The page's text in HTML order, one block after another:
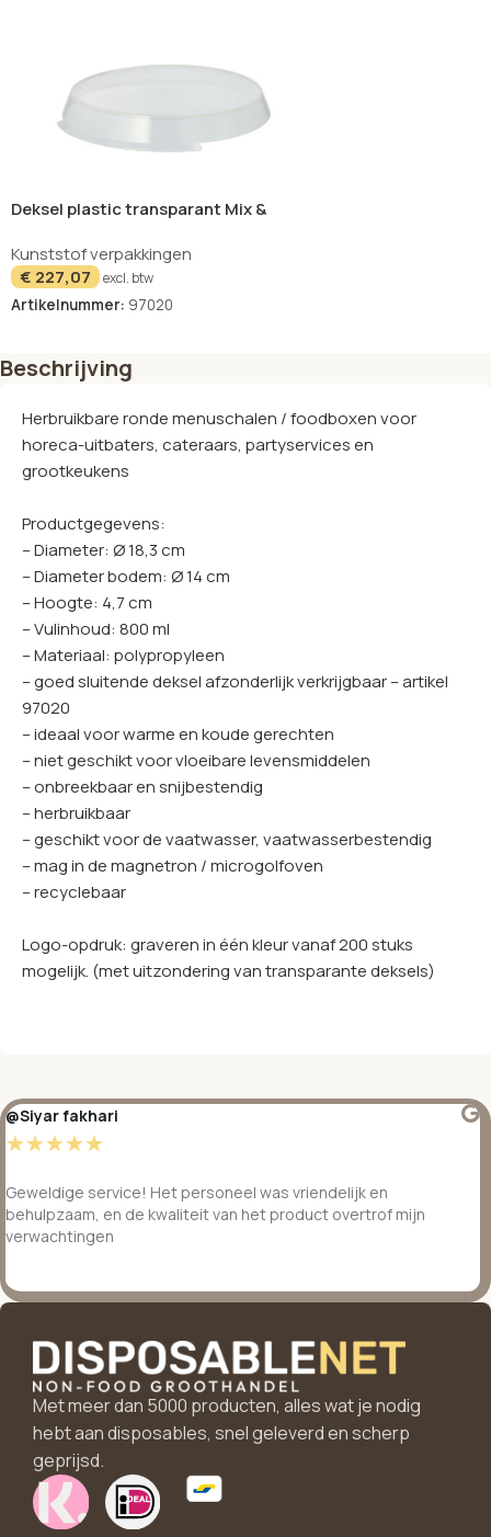
Deksel plastic transparant Mix &
Kunststof verpakkingen
€ 227,07 excl. btw
Artikelnummer: 97020
Beschrijving
Herbruikbare ronde menuschalen / foodboxen voor
horeca-uitbaters, cateraars, partyservices en
grootkeukens
Productgegevens:
– Diameter: Ø 18,3 cm
– Diameter bodem: Ø 14 cm
– Hoogte: 4,7 cm
– Vulinhoud: 800 ml
– Materiaal: polypropyleen
– goed sluitende deksel afzonderlijk verkrijgbaar – artikel
97020
– ideaal voor warme en koude gerechten
– niet geschikt voor vloeibare levensmiddelen
– onbreekbaar en snijbestendig
– herbruikbaar
– geschikt voor de vaatwasser, vaatwasserbestendig
– mag in de magnetron / microgolfoven
– recyclebaar
Logo-opdruk: graveren in één kleur vanaf 200 stuks
mogelijk. (met uitzondering van transparante deksels)
@Siyar fakhari
☆☆☆☆☆
Geweldige service! Het personeel was vriendelijk en
behulpzaam, en de kwaliteit van het product overtrof mijn
verwachtingen
Met meer dan 5000 producten, alles wat je nodig
hebt aan disposables, snel geleverd en scherp
geprijsd.